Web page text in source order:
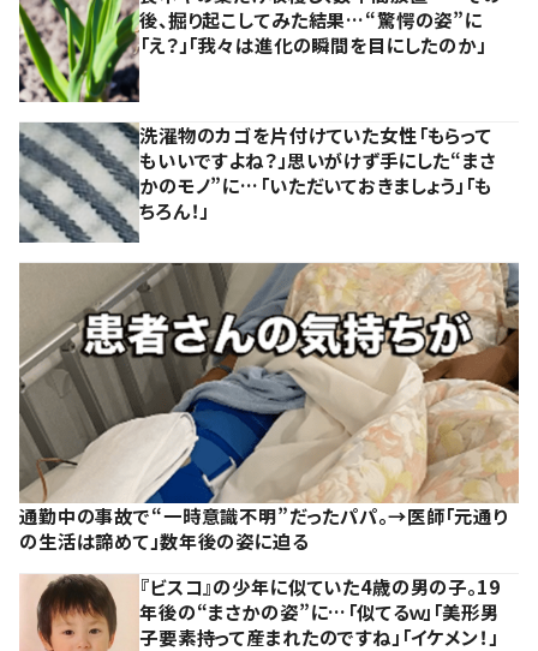
後、掘り起こしてみた結果…“驚愕の姿”に
「え？」「我々は進化の瞬間を目にしたのか」
洗濯物のカゴを片付けていた女性「もらって
もいいですよね？」思いがけず手にした“まさ
かのモノ”に…「いただいておきましょう」「も
ちろん！」
通勤中の事故で“一時意識不明”だったパパ。→医師「元通り
の生活は諦めて」数年後の姿に迫る
『ビスコ』の少年に似ていた4歳の男の子。19
年後の“まさかの姿”に…「似てるｗ」「美形男
子要素持って産まれたのですね」「イケメン！」